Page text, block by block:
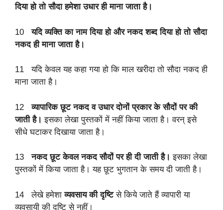
दिया हो तो सौदा हमेशा उधार ही माना जाता है।
10यदि व्यक्ति का नाम दिया हो और नकद शब्द दिया हो तो सौदा
नकद ही माना जाता है।
11 यदि केवल यह कहा गया हो कि माल खरीदा तो सौदा नकद ही
माना जाता है।
12व्यापारिक छूट नकद व उधार दोनों प्रकार के सौदों पर की
जाती है। इसका लेखा पुस्तकों में नहीं किया जाता है। वरन् इसे
सीधे घटाकर दिखाया जाता है।
13नकद छूट केवल नकद सौदों पर ही दी जाती है। इसका लेखा
पुस्तकों में किया जाता है। यह छूट भुगतान के समय दी जाती है।
14 लेखे हमेशाव्यवसाय की दृष्टिसे किये जाते हैं व्यापारी या
व्यवसायी की दृष्टि से नहीं।